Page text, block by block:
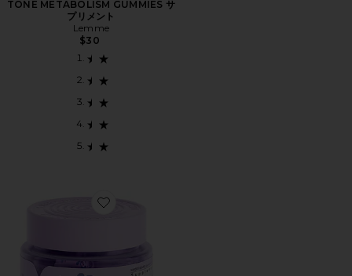
TONE METABOLISM GUMMIES サ
プリメント
Lemme
$30
Favorite RELAX MAGNESIUM SOFT CHEWS スリープ